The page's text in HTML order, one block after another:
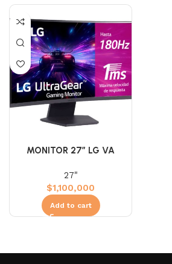
MONITOR 27″ LG VA
1MS CURVO 2K
27"
$1,100,000
Add to cart